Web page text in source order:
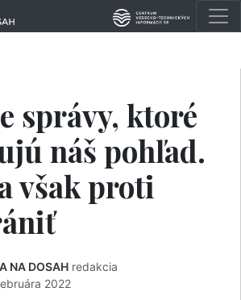
správy, ktoré
náš pohľad.
však proti
NA DOSAH redakcia
2022